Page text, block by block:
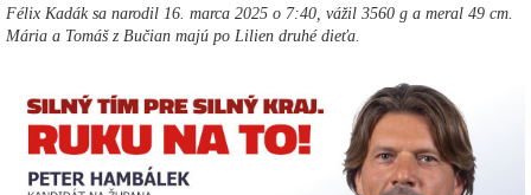
Félix Kadák sa narodil 16. marca 2025 o 7:40, vážil 3560 g a meral 49 cm.
Mária a Tomáš z Bučian majú po Lilien druhé dieťa.